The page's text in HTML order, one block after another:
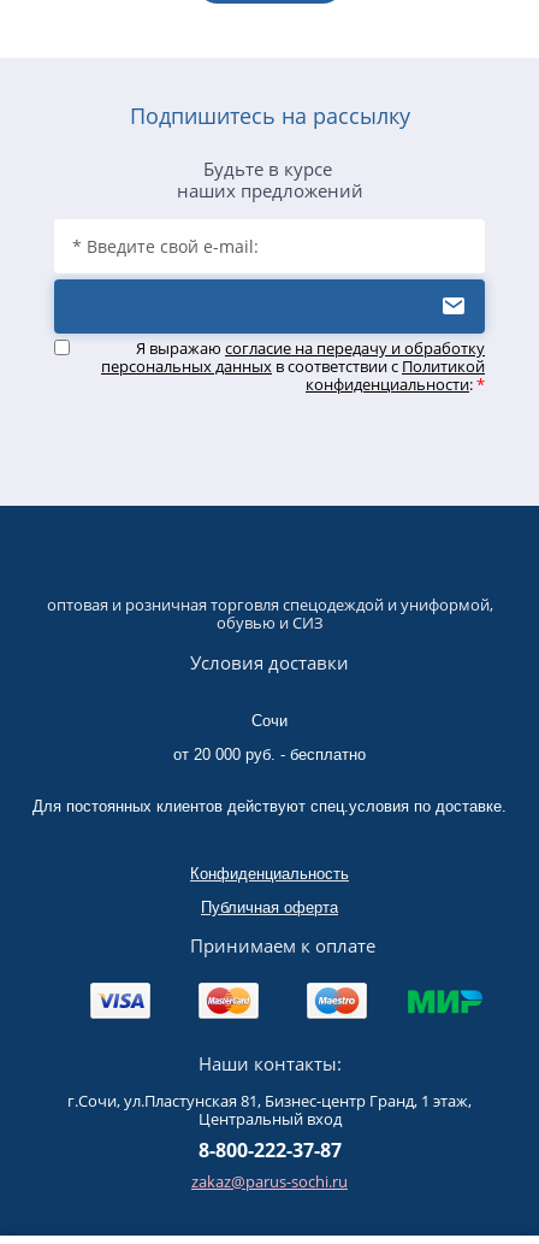
Подпишитесь на рассылку
Будьте в курсе
наших предложений
Я выражаю согласие на передачу и обработку
персональных данных в соответствии с Политикой
конфиденциальности:*
оптовая и розничная торговля спецодеждой и униформой,
обувью и СИЗ
Условия доставки
Сочи
от 20 000 руб. - бесплатно
Для постоянных клиентов действуют спец.условия по доставке.
Конфиденциальность
Публичная оферта
Принимаем к оплате
Наши контакты:
г.Сочи, ул.Пластунская 81, Бизнес-центр Гранд, 1 этаж,
Центральный вход
8-800-222-37-87
zakaz@parus-sochi.ru